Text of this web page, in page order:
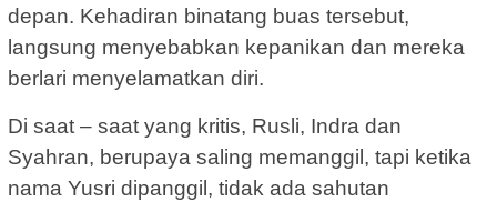
depan. Kehadiran binatang buas tersebut,
langsung menyebabkan kepanikan dan mereka
berlari menyelamatkan diri.
Di saat – saat yang kritis, Rusli, Indra dan
Syahran, berupaya saling memanggil, tapi ketika
nama Yusri dipanggil, tidak ada sahutan